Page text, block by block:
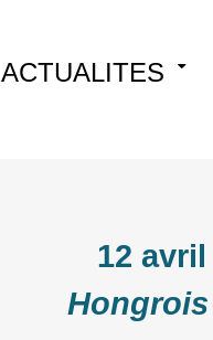
Skip
ACTUALITES
12 avril